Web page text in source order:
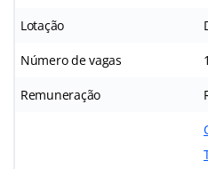
Lotação
Número de vagas
Remuneração